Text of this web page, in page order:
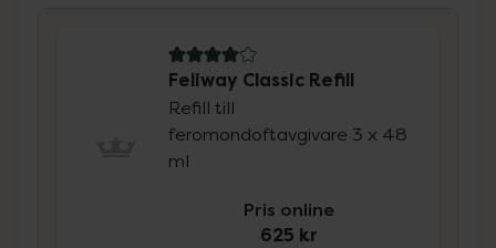
4.1 av 5 i omdöme
Feliway Classic Refill
Refill till
feromondoftavgivare 3 x 48
ml
Pris online
625 kr